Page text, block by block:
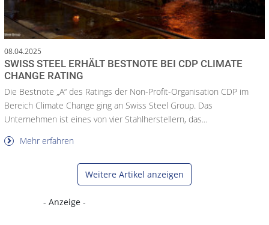
08.04.2025
SWISS STEEL ERHÄLT BESTNOTE BEI CDP CLIMATE
CHANGE RATING
Die Bestnote „A“ des Ratings der Non-Profit-Organisation CDP im
Bereich Climate Change ging an Swiss Steel Group. Das
Unternehmen ist eines von vier Stahlherstellern, das...
Mehr erfahren
Weitere Artikel anzeigen
- Anzeige -